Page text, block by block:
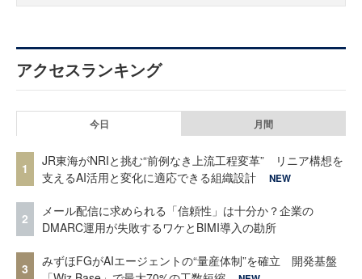
アクセスランキング
今日 月間
1
JR東海がNRIと挑む“前例なき上流工程変革” リニア構想を
支えるAI活用と変化に適応できる組織設計
NEW
2
メール配信に求められる「信頼性」は十分か？企業の
DMARC運用が失敗するワケとBIMI導入の勘所
3
みずほFGがAIエージェントの“量産体制”を確立 開発基盤